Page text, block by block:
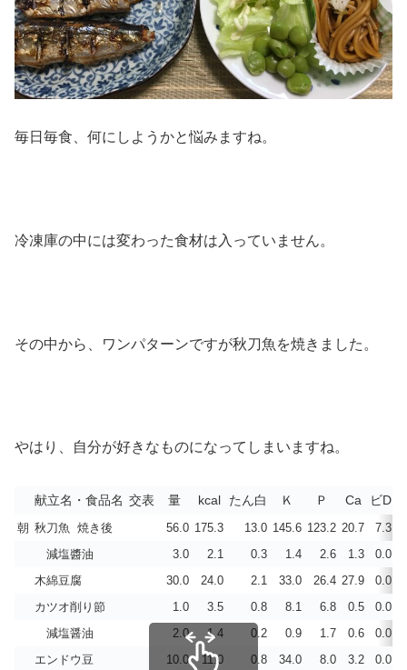
毎日毎食、何にしようかと悩みますね。
冷凍庫の中には変わった食材は入っていません。
その中から、ワンパターンですが秋刀魚を焼きました。
やはり、自分が好きなものになってしまいますね。
献立名・食品名 交表 量 kcal たん白 Ｋ Ｐ Ca ビD
朝 秋刀魚 焼き後 56.0 175.3 13.0 145.6 123.2 20.7 7.3
減塩醬油
3.0 2.1 0.3 1.4 2.6 1.3 0.0
木綿豆腐
30.0 24.0 2.1 33.0 26.4 27.9 0.0
カツオ削り節
1.0 3.5 0.8 8.1 6.8 0.5 0.0
減塩醤油
2.0 1.4 0.2 0.9 1.7 0.6 0.0
エンドウ豆
10.0 11.0 0.8 34.0 8.0 3.2 0.0